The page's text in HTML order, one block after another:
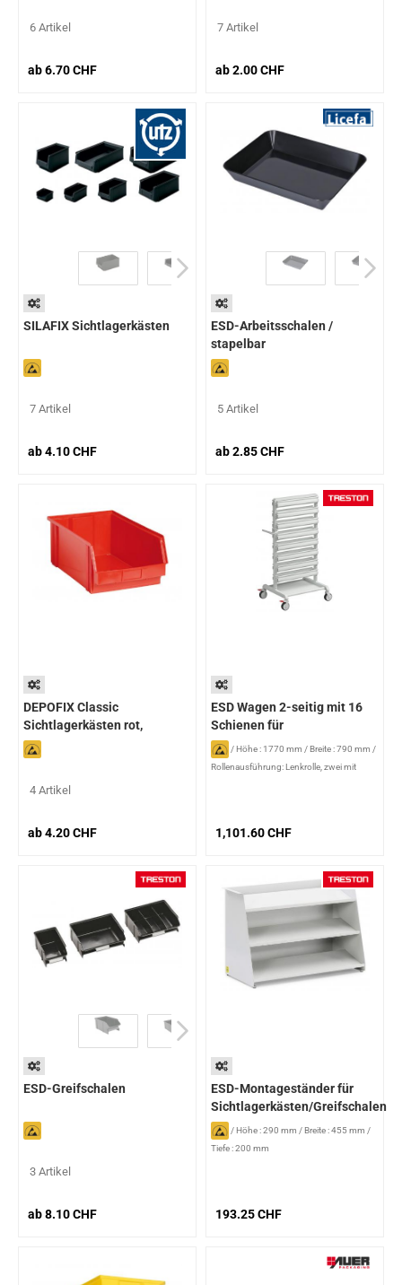
6 Artikel
ab 6.70 CHF
7 Artikel
ab 2.00 CHF
SILAFIX Sichtlagerkästen
7 Artikel
ab 4.10 CHF
ESD-Arbeitsschalen /
stapelbar
5 Artikel
ab 2.85 CHF
DEPOFIX Classic
Sichtlagerkästen rot,
ableitfähig - IDP STAT®
4 Artikel
ab 4.20 CHF
ESD Wagen 2-seitig mit 16
Schienen für
Sichtlagerkästen
/Höhe : 1770 mm /Breite : 790 mm /
Rollenausführung: Lenkrolle, zwei mit
1,101.60 CHF
ESD-Greifschalen
3 Artikel
ab 8.10 CHF
ESD-Montageständer für
Sichtlagerkästen/Greifschalen
/Höhe : 290 mm /Breite : 455 mm /
Tiefe : 200 mm
193.25 CHF